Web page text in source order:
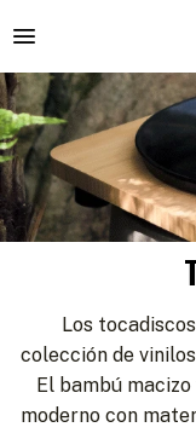

Los
colección de
El bambú
moderno con